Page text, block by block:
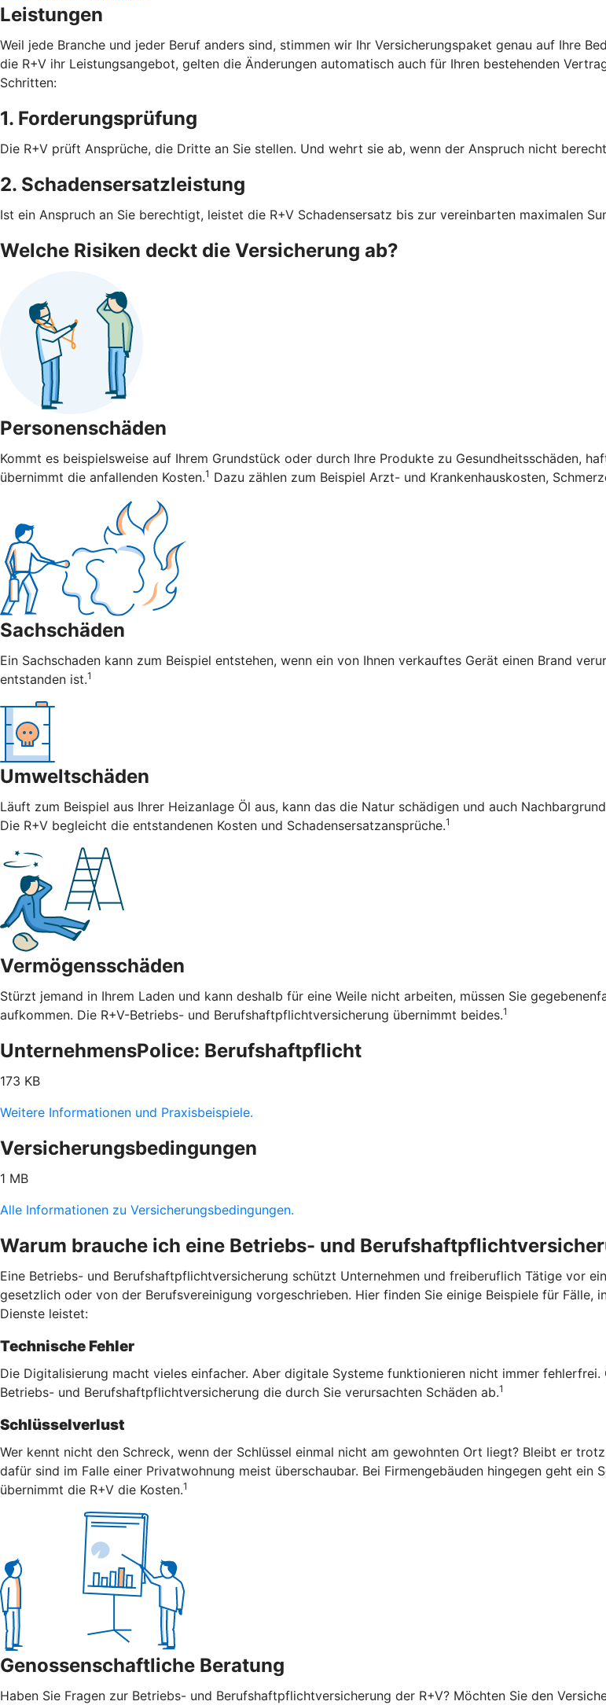
Leistungen
Weil jede Branche und jeder Beruf anders sind, stimmen wir Ihr Versicherungspaket genau auf Ihre
die R+V ihr Leistungsangebot, gelten die Änderungen automatisch auch für Ihren bestehenden
Schritten:
1. Forderungsprüfung
Die R+V prüft Ansprüche, die Dritte an Sie stellen. Und wehrt sie ab, wenn der Anspruch nicht
2. Schadensersatzleistung
Ist ein Anspruch an Sie berechtigt, leistet die R+V Schadensersatz bis zur vereinbarten maximalen
Welche Risiken deckt die Versicherung ab?
Personenschäden
Kommt es beispielsweise auf Ihrem Grundstück oder durch Ihre Produkte zu Gesundheitsschäden,
übernimmt die anfallenden Kosten.1 Dazu zählen zum Beispiel Arzt- und Krankenhauskosten,
Sachschäden
Ein Sachschaden kann zum Beispiel entstehen, wenn ein von Ihnen verkauftes Gerät einen Brand
entstanden ist.1
Umweltschäden
Läuft zum Beispiel aus Ihrer Heizanlage Öl aus, kann das die Natur schädigen und auch
Die R+V begleicht die entstandenen Kosten und Schadensersatzansprüche.1
Vermögensschäden
Stürzt jemand in Ihrem Laden und kann deshalb für eine Weile nicht arbeiten, müssen Sie
aufkommen. Die R+V-Betriebs- und Berufshaftpflichtversicherung übernimmt beides.1
UnternehmensPolice: Berufshaftpflicht
173 KB
Weitere Informationen und Praxisbeispiele.
Versicherungsbedingungen
1 MB
Alle Informationen zu Versicherungsbedingungen.
Warum brauche ich eine Betriebs- und
Eine Betriebs- und Berufshaftpflichtversicherung schützt Unternehmen und freiberuflich Tätige vor
gesetzlich oder von der Berufsvereinigung vorgeschrieben. Hier finden Sie einige Beispiele für
Dienste leistet:
Technische Fehler
Die Digitalisierung macht vieles einfacher. Aber digitale Systeme funktionieren nicht immer
Betriebs- und Berufshaftpflichtversicherung die durch Sie verursachten Schäden ab.1
Schlüsselverlust
Wer kennt nicht den Schreck, wenn der Schlüssel einmal nicht am gewohnten Ort liegt? Bleibt er
dafür sind im Falle einer Privatwohnung meist überschaubar. Bei Firmengebäuden hingegen geht ein
übernimmt die R+V die Kosten.1
Genossenschaftliche Beratung
Haben Sie Fragen zur Betriebs- und Berufshaftpflichtversicherung der R+V? Möchten Sie den